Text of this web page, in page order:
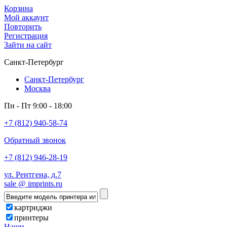
Корзина
Мой аккаунт
Повторить
Регистрация
Зайти на сайт
Санкт-Петербург
Санкт-Петербург
Москва
Пн - Пт 9:00 - 18:00
+7 (812) 940-58-74
Обратный звонок
+7 (812) 946-28-19
ул. Рентгена, д.7
sale @ imprints.ru
картриджи
принтеры